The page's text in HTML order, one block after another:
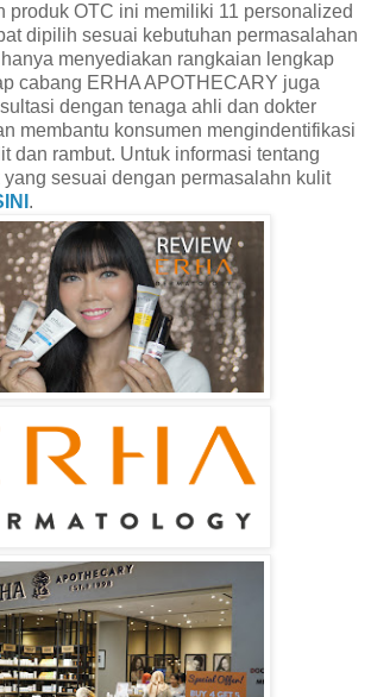
produk OTC ini memiliki 11 personalized
dipilih sesuai kebutuhan permasalahan
menyediakan rangkaian lengkap
cabang ERHA APOTHECARY juga
dengan tenaga ahli dan dokter
membantu konsumen mengindentifikasi
dan rambut. Untuk informasi tentang
yang sesuai dengan permasalahn kulit
.